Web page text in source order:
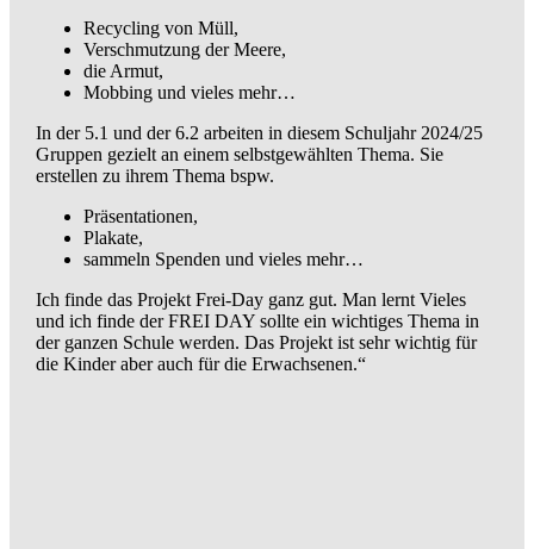
Recycling von Müll,
Verschmutzung der Meere,
die Armut,
Mobbing und vieles mehr…
In der 5.1 und der 6.2 arbeiten in diesem Schuljahr 2024/25
Gruppen gezielt an einem selbstgewählten Thema. Sie
erstellen zu ihrem Thema bspw.
Präsentationen,
Plakate,
sammeln Spenden und vieles mehr…
Ich finde das Projekt Frei-Day ganz gut. Man lernt Vieles
und ich finde der FREI DAY sollte ein wichtiges Thema in
der ganzen Schule werden. Das Projekt ist sehr wichtig für
die Kinder aber auch für die Erwachsenen.“